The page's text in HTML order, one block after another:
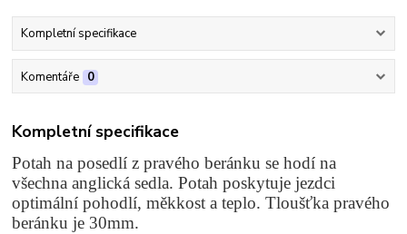
Kompletní specifikace
Komentáře 0
Kompletní specifikace
Potah na posedlí z pravého beránku se hodí na
všechna anglická sedla. Potah poskytuje jezdci
optimální pohodlí, měkkost a teplo. Tloušťka pravého
beránku je 30mm.